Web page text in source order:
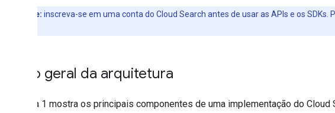
Importante: inscreva-se em uma conta do Cloud Search antes de usar as APIs e os SDKs.
Visão geral da arquitetura
A Figura 1 mostra os principais componentes de uma implementação do Cloud